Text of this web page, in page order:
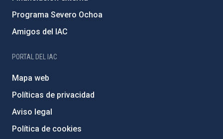
Programa Severo Ochoa
Amigos del IAC
PORTAL DEL IAC
Mapa web
Políticas de privacidad
Aviso legal
Política de cookies